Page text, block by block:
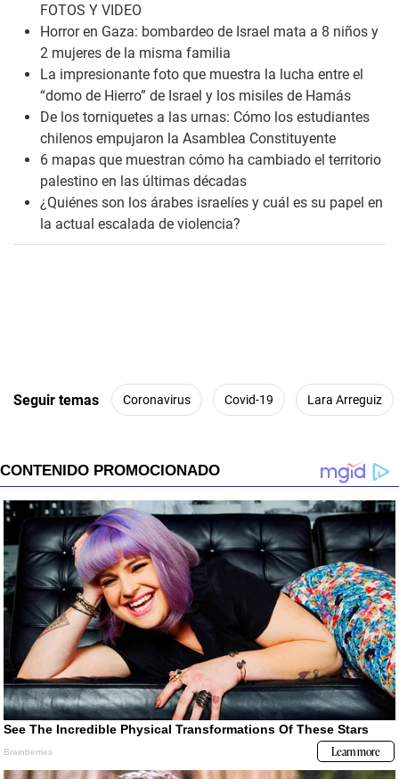
FOTOS Y VIDEO
Horror en Gaza: bombardeo de Israel mata a 8 niños y
2 mujeres de la misma familia
La impresionante foto que muestra la lucha entre el
“domo de Hierro” de Israel y los misiles de Hamás
De los torniquetes a las urnas: Cómo los estudiantes
chilenos empujaron la Asamblea Constituyente
6 mapas que muestran cómo ha cambiado el territorio
palestino en las últimas décadas
¿Quiénes son los árabes israelíes y cuál es su papel en
la actual escalada de violencia?
Seguir temas Coronavirus Covid-19 Lara Arreguiz